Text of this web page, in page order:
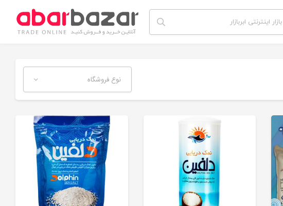
نوع فروشگاه